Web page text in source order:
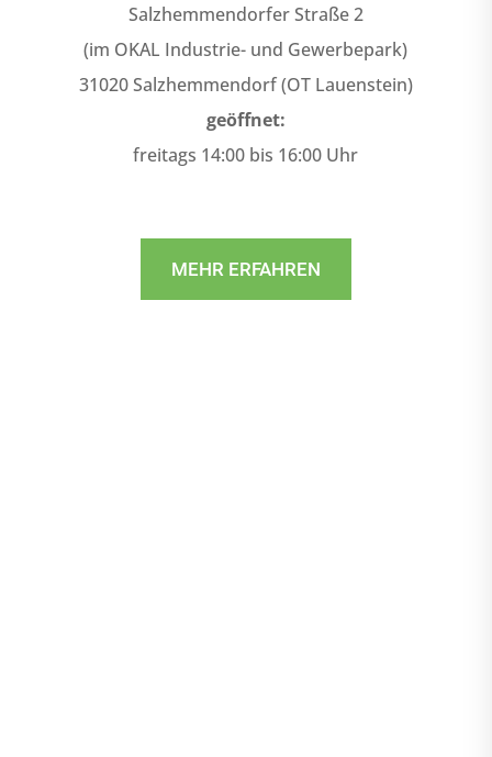
Salzhemmendorfer Straße 2
(im OKAL Industrie- und Gewerbepark)
31020 Salzhemmendorf (OT Lauenstein)
geöffnet:
freitags 14:00 bis 16:00 Uhr
MEHR ERFAHREN